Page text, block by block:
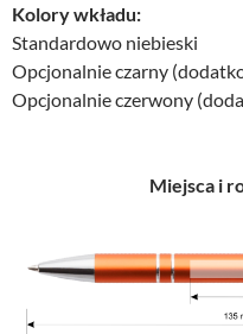
Kolory wkładu:
Standardowo niebieski
Opcjonalnie czarny
Opcjonalnie czerwony
Miejsca i